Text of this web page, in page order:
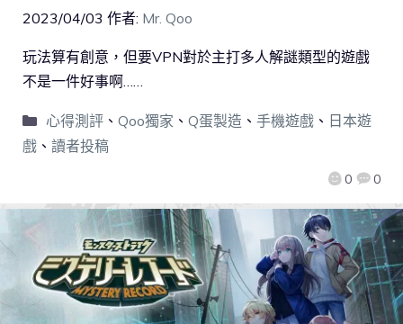
2023/04/03 作者: Mr. Qoo
0 0
玩法算有創意，但要VPN對於主打多人解謎類型的遊戲
不是一件好事啊……
心得測評、 Qoo獨家 、 Q蛋製造 、 手機遊戲、 日本遊
戲 、 讀者投稿